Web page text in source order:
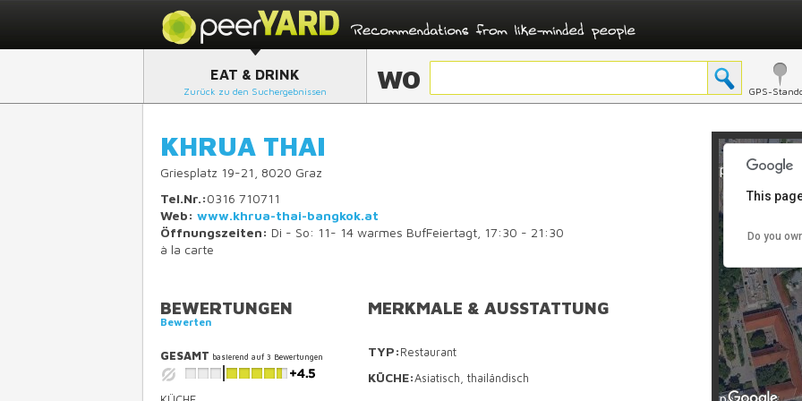
EAT & DRINK
Zurück zu den Suchergebnissen WO GPS-
KHRUA THAI
Griesplatz 19-21, 8020 Graz
Tel.Nr.:0316 710711
Web: www.khrua-thai-bangkok.at
Öffnungszeiten: Di - So: 11- 14 warmes BufFeiertagt, 17:30 - 21:30
à la carte
BEWERTUNGEN
Bewerten
GESAMT basierend auf 3 Bewertungen
MERKMALE & AUSSTATTUNG
TYP: Restaurant
KÜCHE:Asiatisch, thailändisch
For development purposes only
This
Do you